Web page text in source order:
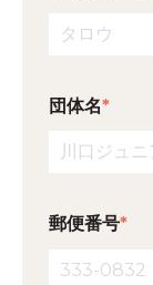
団体名*
郵便番号*